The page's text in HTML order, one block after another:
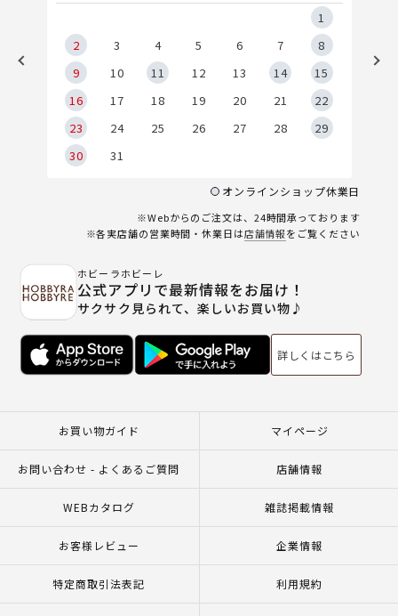
1
2
3 4 5 6 7
8
9
10 11 12 13 14
15
16
17 18 19 20 21
22
23
24 25 26 27 28
29
30
31
オンラインショップ休業日
※Webからのご注文は、24時間承っております
※各実店舗の営業時間・休業日は店舗情報をご覧ください
ホビーラホビーレ
公式アプリで最新情報をお届け！
サクサク見られて、楽しいお買い物♪
詳しくはこちら
お買い物ガイド マイページ
お問い合わせ - よくあるご質問 店舗情報
WEBカタログ 雑誌掲載情報
お客様レビュー 企業情報
特定商取引法表記 利用規約